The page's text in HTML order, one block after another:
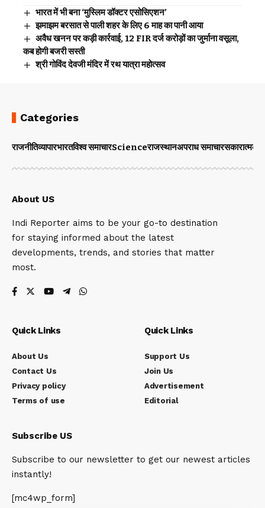
भारत में भी बना ‘मुस्लिम डॉक्टर एसोसिएशन’
झमाझम बरसात से पाली शहर के लिए 6 माह का पानी आया
अवैध खनन पर कड़ी कार्रवाई, 12 FIR दर्ज करोड़ों का जुर्माना वसूला,
कब होगी बजरी सस्ती
श्री गोविंद देवजी मंदिर में रथ यात्रा महोत्सव
Categories
राजनीतिव्यापारभारतविश्व समाचारScienceराजस्थानअपराध समाचारसकारात्मक
About US
Indi Reporter aims to be your go-to destination
for staying informed about the latest
developments, trends, and stories that matter
most.
Quick Links
About Us
Contact Us
Privacy policy
Terms of use
Quick Links
Support Us
Join Us
Advertisement
Editorial
Subscribe US
Subscribe to our newsletter to get our newest articles
instantly!
[mc4wp_form]